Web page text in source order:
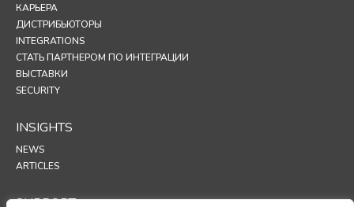
КАРЬЕРА
ДИСТРИБЬЮТОРЫ
INTEGRATIONS
СТАТЬ ПАРТНЕРОМ ПО ИНТЕГРАЦИИ
ВЫСТАВКИ
SECURITY
INSIGHTS
NEWS
ARTICLES
SUPPORT